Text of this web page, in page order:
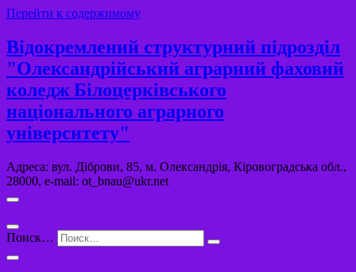
Перейти к содержимому
Відокремлений структурний підрозділ
"Олександрійський аграрний фаховий
коледж Білоцерківського
національного аграрного
університету"
Адреса: вул. Діброви, 85, м. Олександрія, Кіровоградська обл.,
28000, e-mail: ot_bnau@ukr.net
Поиск…